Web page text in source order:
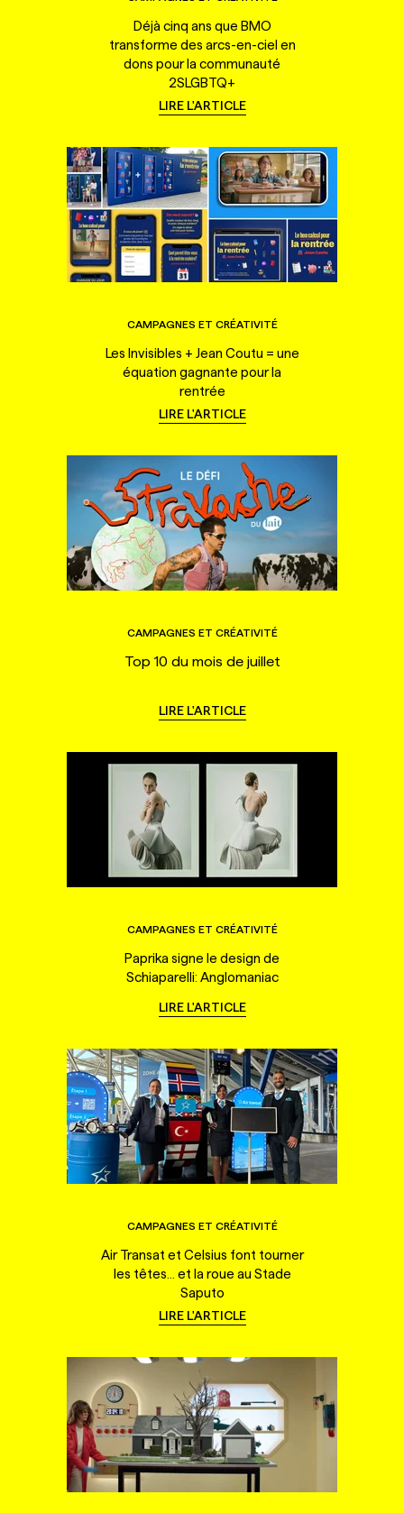
Déjà cinq ans que BMO
transforme des arcs-en-ciel en
dons pour la communauté
2SLGBTQ+
LIRE L'ARTICLE
CAMPAGNES ET CRÉATIVITÉ
Les Invisibles + Jean Coutu = une
équation gagnante pour la
rentrée
LIRE L'ARTICLE
CAMPAGNES ET CRÉATIVITÉ
Top 10 du mois de juillet
LIRE L'ARTICLE
CAMPAGNES ET CRÉATIVITÉ
Paprika signe le design de
Schiaparelli: Anglomaniac
LIRE L'ARTICLE
CAMPAGNES ET CRÉATIVITÉ
Air Transat et Celsius font tourner
les têtes... et la roue au Stade
Saputo
LIRE L'ARTICLE